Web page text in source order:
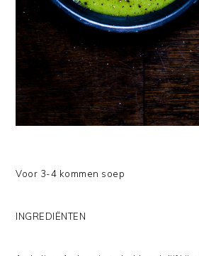
Voor 3-4 kommen soep
INGREDIËNTEN